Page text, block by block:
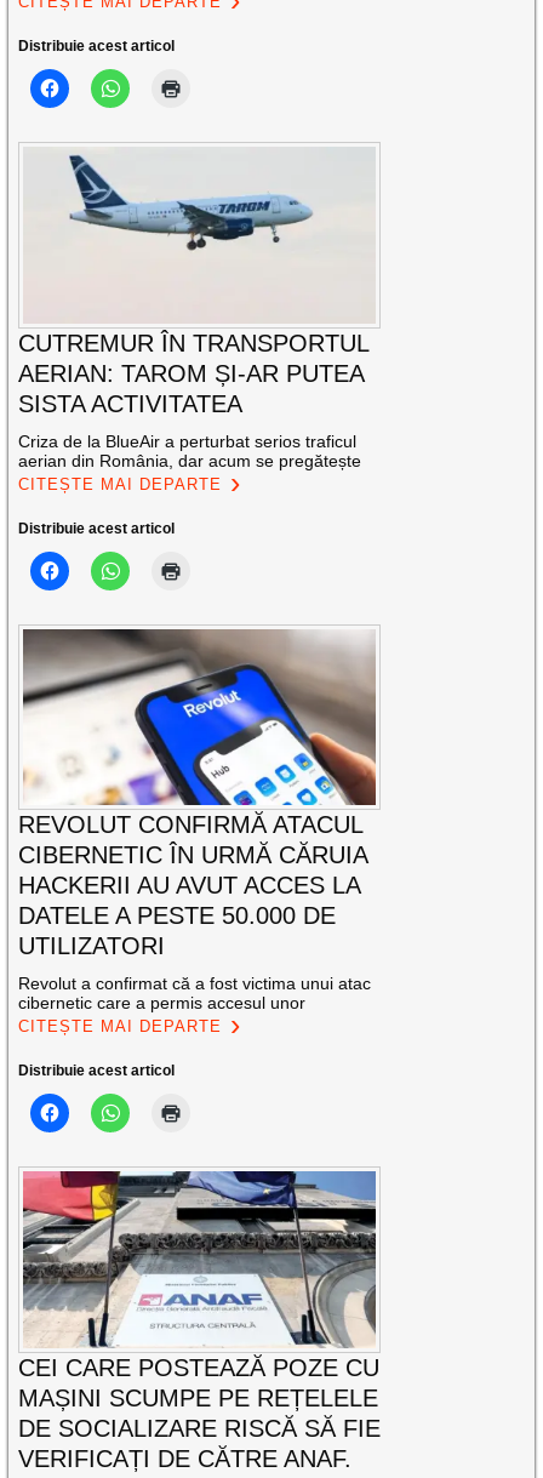
Distribuie acest articol
CUTREMUR ÎN TRANSPORTUL
AERIAN: TAROM ȘI-AR PUTEA
SISTA ACTIVITATEA
Criza de la BlueAir a perturbat serios traficul
aerian din România, dar acum se pregătește
CITEȘTE MAI DEPARTE
Distribuie acest articol
REVOLUT CONFIRMĂ ATACUL
CIBERNETIC ÎN URMĂ CĂRUIA
HACKERII AU AVUT ACCES LA
DATELE A PESTE 50.000 DE
UTILIZATORI
Revolut a confirmat că a fost victima unui atac
cibernetic care a permis accesul unor
CITEȘTE MAI DEPARTE
Distribuie acest articol
CEI CARE POSTEAZĂ POZE CU
MAȘINI SCUMPE PE REȚELELE
DE SOCIALIZARE RISCĂ SĂ FIE
VERIFICAȚI DE CĂTRE ANAF.